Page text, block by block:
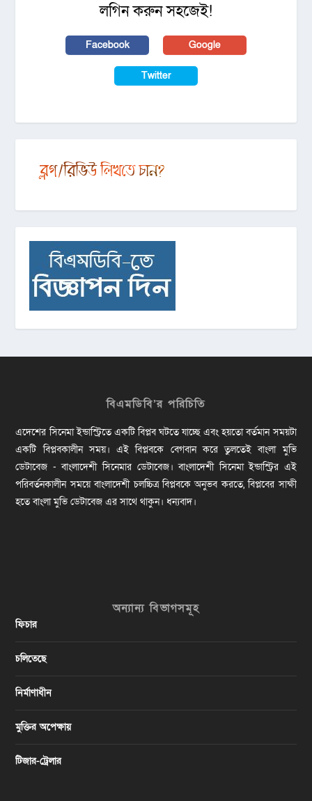
লগিন করুন সহজেই!
Facebook Google
Twitter
বিএমডিবি’র পরিচিতি
এদেশের সিনেমা ইন্ডাস্ট্রিতে একটি বিপ্লব ঘটতে যাচ্ছে এবং হয়তো বর্তমান সময়টা
একটি বিপ্লবকালীন সময়। এই বিপ্লবকে বেগবান করে তুলতেই বাংলা মুভি
ডেটাবেজ - বাংলাদেশী সিনেমার ডেটাবেজ। বাংলাদেশী সিনেমা ইন্ডাস্ট্রির এই
পরিবর্তনকালীন সময়ে বাংলাদেশী চলচ্চিত্র বিপ্লবকে অনুভব করতে, বিপ্লবের সাক্ষী
হতে বাংলা মুভি ডেটাবেজ এর সাথে থাকুন। ধন্যবাদ।
অন্যান্য বিভাগসমূহ
ফিচার
চলিতেছে
নির্মাণাধীন
মুক্তির অপেক্ষায়
টিজার-ট্রেলার